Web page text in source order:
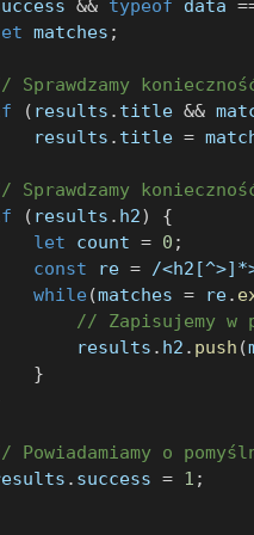
&& typeof data
matches ;
Sprawdzamy
( results . title &&
results
. title =
Sprawdzamy
( results . h2)
{
let count = 0 ;
const re = /
while(matches = re.
// Zapisujemy w
results
. h2 . push (
}
Powiadamiamy o
. success = 1 ;